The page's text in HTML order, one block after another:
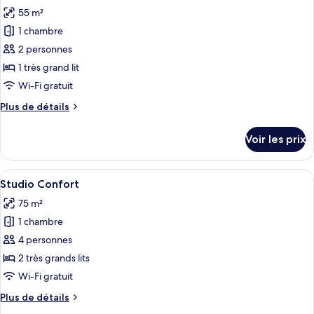
Studio
Économique
les
photos
pour
ce
type
chambre :
55 m²
1 chambre
2 personnes
1 très grand lit
Wi-Fi gratuit
Plus de détails
Plus
le
type
de
Studio
Voir les prix
Afficher
toutes
les
photos
pour
ce
type
chambre :
Un salon moderne comprenant un
7
Studio Confort
75 m²
1 chambre
4 personnes
2 très grands lits
Wi-Fi gratuit
Plus de détails
Plus